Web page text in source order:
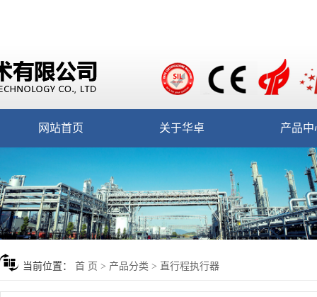
网站首页 关于华卓 产品中
当前位置： 首 页 > 产品分类 > 直行程执行器